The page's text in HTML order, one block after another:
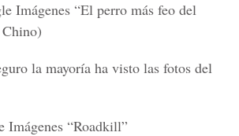
Imágenes “El perro más feo del
la mayoría ha visto las fotos del
Imágenes “Roadkill”